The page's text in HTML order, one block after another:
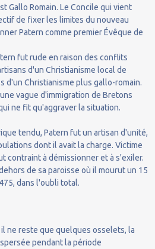
Gallo Romain. Le Concile qui vient
de fixer les limites du nouveau
Patern comme premier Évêque de
fut rude en raison des conflits
d'un Christianisme local de
d'un Christianisme plus gallo-romain.
vague d'immigration de Bretons
ne fit qu'aggraver la situation.
tendu, Patern fut un artisan d'unité,
dont il avait la charge. Victime
contraint à démissionner et à s'exiler.
de sa paroisse où il mourut un 15
dans l'oubli total.
ne reste que quelques osselets, la
pendant la période